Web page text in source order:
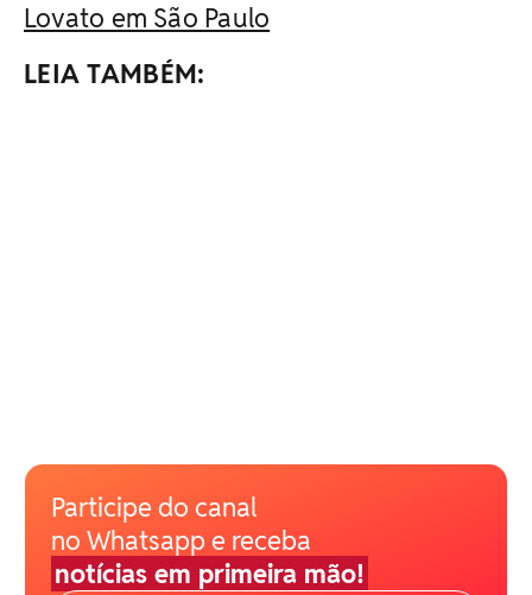
Lovato em São Paulo
LEIA TAMBÉM:
Participe do canal
no Whatsapp e receba
notícias em primeira mão!